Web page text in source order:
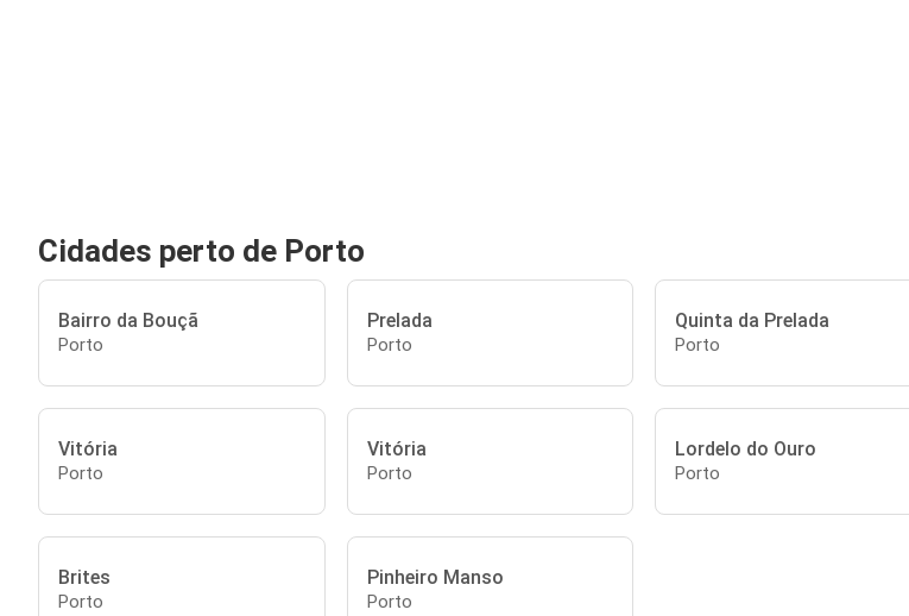
Cidades perto de Porto
Bairro da Bouçã
Porto
Prelada
Porto
Quinta da Prelada
Porto
Vitória
Porto
Vitória
Porto
Lordelo do Ouro
Porto
Brites
Porto
Pinheiro Manso
Porto